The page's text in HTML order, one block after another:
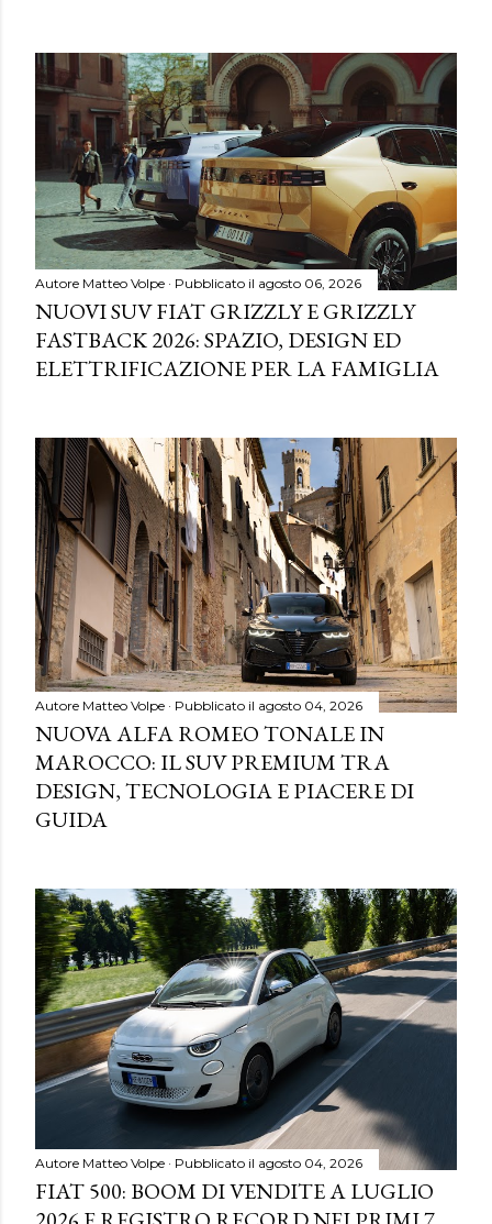
Autore Matteo Volpe Pubblicato il agosto 06, 2026
NUOVI SUV FIAT GRIZZLY E GRIZZLY
FASTBACK 2026: SPAZIO, DESIGN ED
ELETTRIFICAZIONE PER LA FAMIGLIA
Autore Matteo Volpe Pubblicato il agosto 04, 2026
NUOVA ALFA ROMEO TONALE IN
MAROCCO: IL SUV PREMIUM TRA
DESIGN, TECNOLOGIA E PIACERE DI
GUIDA
Autore Matteo Volpe Pubblicato il agosto 04, 2026
FIAT 500: BOOM DI VENDITE A LUGLIO